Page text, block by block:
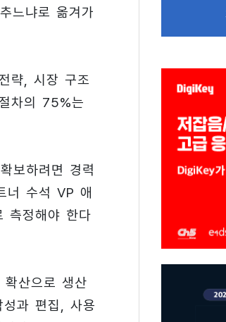
느냐로 옮겨가
략, 시장 구조
차의 75%는
보하려면 경력
너 수석 VP 애
측정해야 한다
산으로 생산
과 편집, 사용